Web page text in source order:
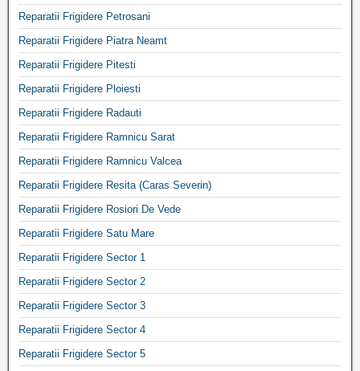
Reparatii Frigidere Petrosani
Reparatii Frigidere Piatra Neamt
Reparatii Frigidere Pitesti
Reparatii Frigidere Ploiesti
Reparatii Frigidere Radauti
Reparatii Frigidere Ramnicu Sarat
Reparatii Frigidere Ramnicu Valcea
Reparatii Frigidere Resita (Caras Severin)
Reparatii Frigidere Rosiori De Vede
Reparatii Frigidere Satu Mare
Reparatii Frigidere Sector 1
Reparatii Frigidere Sector 2
Reparatii Frigidere Sector 3
Reparatii Frigidere Sector 4
Reparatii Frigidere Sector 5